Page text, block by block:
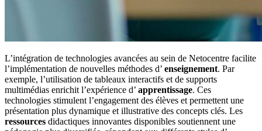
L’intégration de technologies avancées au sein de Netocentre facilite
l’implémentation de nouvelles méthodes d’ enseignement. Par
exemple, l’utilisation de tableaux interactifs et de supports
multimédias enrichit l’expérience d’ apprentissage. Ces
technologies stimulent l’engagement des élèves et permettent une
présentation plus dynamique et illustrative des concepts clés. Les
ressources didactiques innovantes disponibles soutiennent une